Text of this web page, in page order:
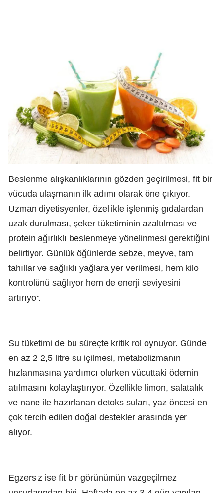
Beslenme alışkanlıklarının gözden geçirilmesi, fit bir
vücuda ulaşmanın ilk adımı olarak öne çıkıyor.
Uzman diyetisyenler, özellikle işlenmiş gıdalardan
uzak durulması, şeker tüketiminin azaltılması ve
protein ağırlıklı beslenmeye yönelinmesi gerektiğini
belirtiyor. Günlük öğünlerde sebze, meyve, tam
tahıllar ve sağlıklı yağlara yer verilmesi, hem kilo
kontrolünü sağlıyor hem de enerji seviyesini
artırıyor.
Su tüketimi de bu süreçte kritik rol oynuyor. Günde
en az 2-2,5 litre su içilmesi, metabolizmanın
hızlanmasına yardımcı olurken vücuttaki ödemin
atılmasını kolaylaştırıyor. Özellikle limon, salatalık
ve nane ile hazırlanan detoks suları, yaz öncesi en
çok tercih edilen doğal destekler arasında yer
alıyor.
Egzersiz ise fit bir görünümün vazgeçilmez